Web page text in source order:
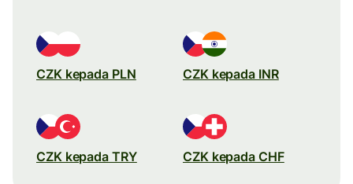
CZK kepada PLN CZK kepada INR
CZK kepada TRY CZK kepada CHF